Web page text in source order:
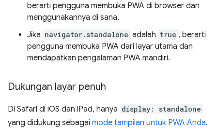
berarti pengguna membuka PWA di browser dan
menggunakannya di sana.
Jika navigator.standalone adalah true , berarti
pengguna membuka PWA dari layar utama dan
mendapatkan pengalaman PWA mandiri.
Dukungan layar penuh
Di Safari di iOS dan iPad, hanya display: standalone
yang didukung sebagai mode tampilan untuk PWA Anda.